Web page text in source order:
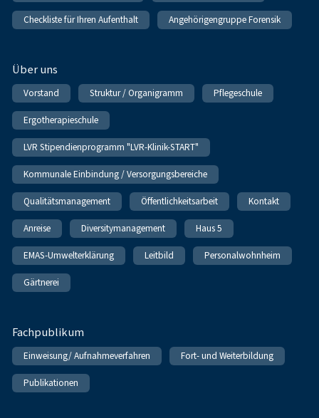
Checkliste für Ihren Aufenthalt Angehörigengruppe Forensik
Über uns
Vorstand Struktur / Organigramm Pflegeschule
Ergotherapieschule
LVR Stipendienprogramm "LVR-Klinik-START"
Kommunale Einbindung / Versorgungsbereiche
Qualitätsmanagement Öffentlichkeitsarbeit Kontakt
Anreise Diversitymanagement Haus 5
EMAS-Umwelterklärung Leitbild Personalwohnheim
Gärtnerei
Fachpublikum
Einweisung/ Aufnahmeverfahren Fort- und Weiterbildung
Publikationen